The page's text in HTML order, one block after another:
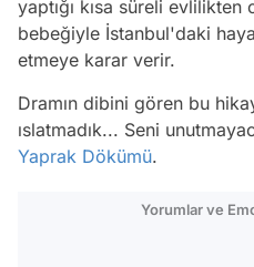
yaptığı kısa süreli evlilikten
bebeğiyle İstanbul'daki
etmeye karar verir.
Dramın dibini gören bu
ıslatmadık... Seni
Yaprak Dökümü.
Yorumlar ve